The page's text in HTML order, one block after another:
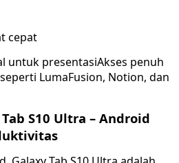
cepat
untuk presentasiAkses penuh
LumaFusion, Notion, dan
S10 Ultra – Android